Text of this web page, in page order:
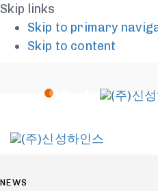
Skip links
Skip to primary
Skip to content
IN:
NEWS